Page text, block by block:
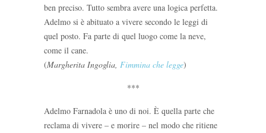
ben preciso. Tutto sembra avere una logica perfetta.
Adelmo si è abituato a vivere secondo le leggi di
quel posto. Fa parte di quel luogo come la neve,
come il cane.
(Margherita Ingoglia, Fimmina che legge)
***
Adelmo Farnadola è uno di noi. È quella parte che
reclama di vivere – e morire – nel modo che ritiene